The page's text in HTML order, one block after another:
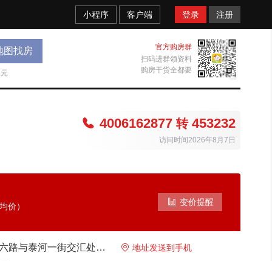
小程序 客户端 登录 注册
图找房
官方购房群
扫码进群领资料
购房干货全都要
 4006162877 转453232
访问时间2026年8月7日
价）  变价提醒
大兴 大兴博兴六路与泰河一街交汇处佛东北侧  地址发送到手机